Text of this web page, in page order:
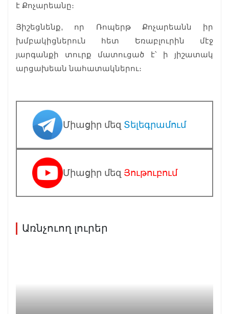
է Քոչարեանը։
Յիշեցնենք, որ Ռոպերթ Քոչարեանն իր
խմբակիցներուն հետ Եռաբլուրին մէջ
յարգանքի տուրք մատուցած է՝ ի յիշատակ
արցախեան նահատակներու։
Միացիր մեզ Տելեգրամում
Միացիր մեզ Յութուբում
Առնչուող լուրեր